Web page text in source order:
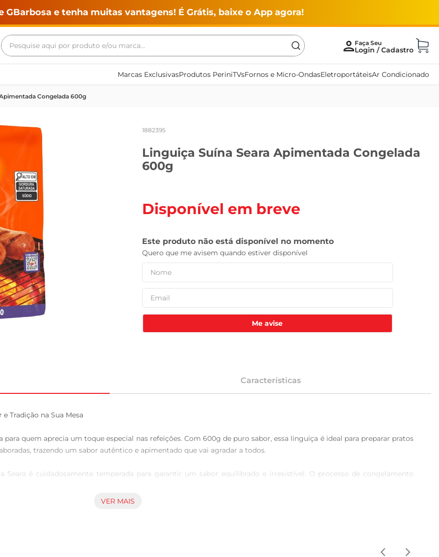
GBarbosa e tenha muitas vantagens! É Grátis, baixe o App agora!
Pesquise aqui por produto e/ou marca...
Marcas ExclusivasProdutos PeriniTVsFornos e Micro-OndasEletroportáteisAr Condicionado
Congelada 600g
1882395
Linguiça Suína Seara Apimentada Congelada
600g
Disponível em breve
Me avise
Características
Tradição na Sua Mesa
quem aprecia um toque especial nas refeições. Com 600g de puro sabor, essa linguiça é ideal para preparar pratos
trazendo um sabor autêntico e apimentado que vai agradar a todos.
Seara é cuidadosamente temperada para garantir um sabor equilibrado e irresistível. O processo de congelamento
VER MAIS
Termos mais buscados
maquina lavar
cerveja
vinho
leite
leite pó